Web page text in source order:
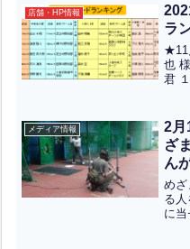
店舗・HP情報
ラ
★11
也
君
女性
ック
メディア情報
2月
ざ
ん
ま
め
る人
に